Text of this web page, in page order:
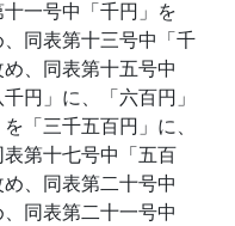
一号中「千円」を
同表第十三号中「千
、同表第十五号中
円」に、「六百円」
「三千五百円」に、
第十七号中「五百
、同表第二十号中
同表第二十一号中